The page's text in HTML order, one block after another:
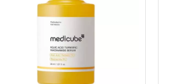
Экстракт
центеллы
кислота